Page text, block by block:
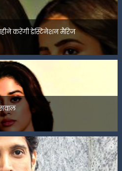
करेंगी डेस्टिनेशन मैरिज